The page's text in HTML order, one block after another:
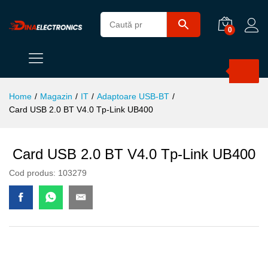
0
Home / Magazin / IT / Adaptoare USB-BT /
Card USB 2.0 BT V4.0 Tp-Link UB400
Card USB 2.0 BT V4.0 Tp-Link UB400
Cod produs: 103279